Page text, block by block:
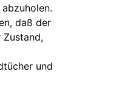
daß der
Zustand,
und